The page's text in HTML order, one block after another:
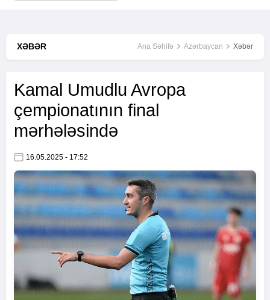
XƏBƏR Ana Səhifə Azərbaycan Xəbər
Kamal Umudlu Avropa
çempionatının final
mərhələsində
16.05.2025 - 17:52